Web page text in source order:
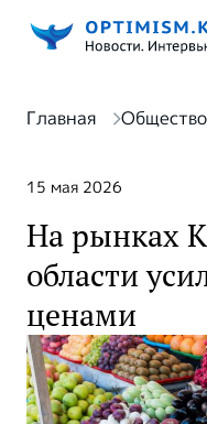
Главная Общество
15 мая 2026
На рынках
области
ценами